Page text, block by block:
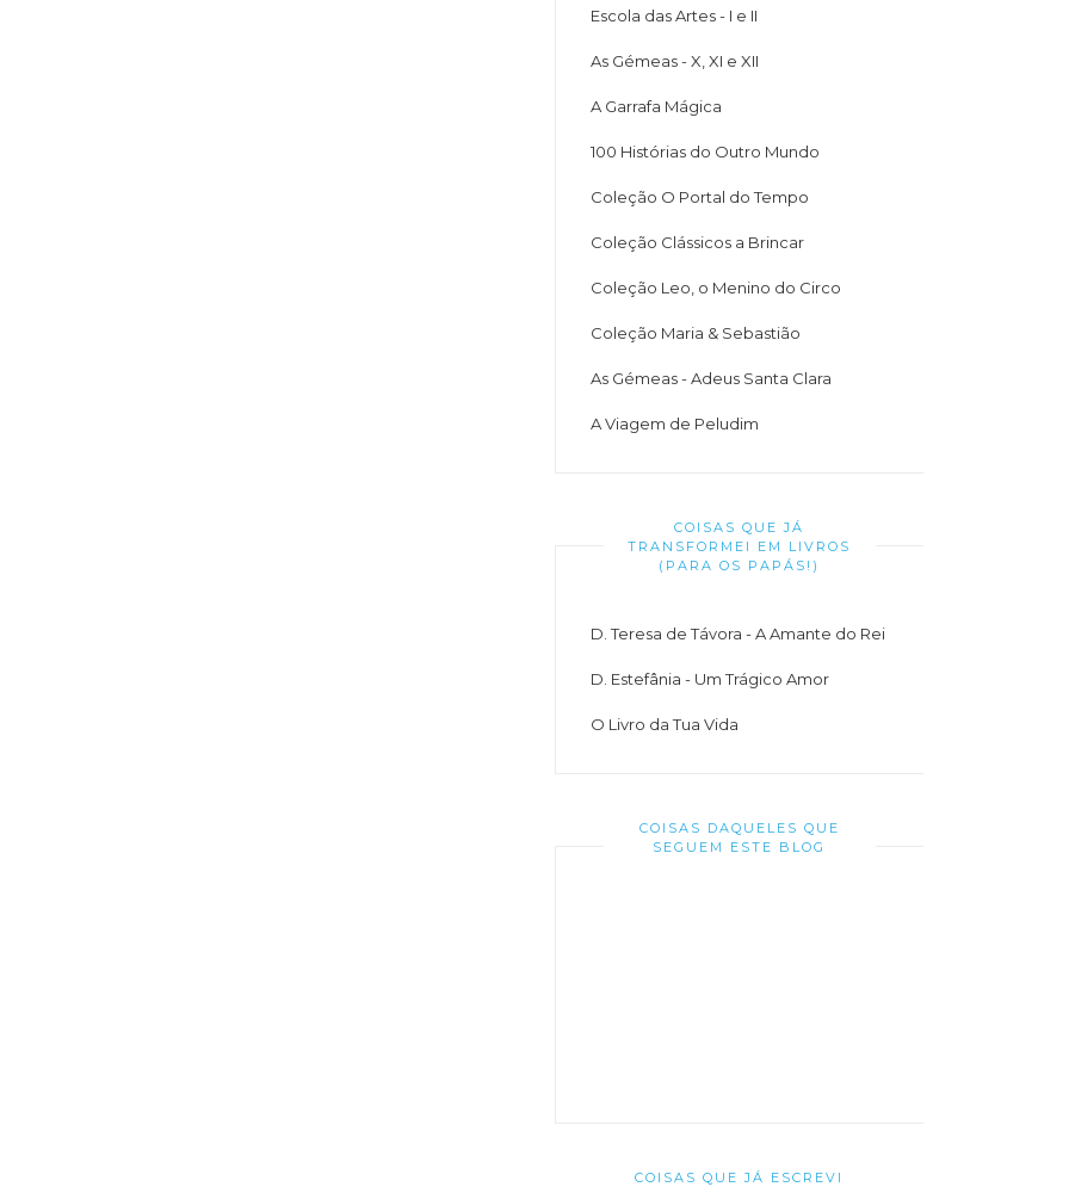
Escola das Artes - I e II
As Gémeas - X, XI e XII
A Garrafa Mágica
100 Histórias do Outro Mundo
Coleção O Portal do Tempo
Coleção Clássicos a Brincar
Coleção Leo, o Menino do Circo
Coleção Maria & Sebastião
As Gémeas - Adeus Santa Clara
A Viagem de Peludim
COISAS QUE JÁ
TRANSFORMEI EM LIVROS
(PARA OS PAPÁS!)
D. Teresa de Távora - A Amante do Rei
D. Estefânia - Um Trágico Amor
O Livro da Tua Vida
COISAS DAQUELES QUE
SEGUEM ESTE BLOG
COISAS QUE JÁ ESCREVI